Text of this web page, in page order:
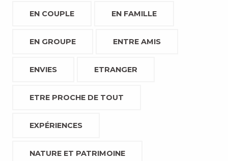
EN COUPLE EN FAMILLE
EN GROUPE ENTRE AMIS
ENVIES ETRANGER
ETRE PROCHE DE TOUT
EXPÉRIENCES
NATURE ET PATRIMOINE